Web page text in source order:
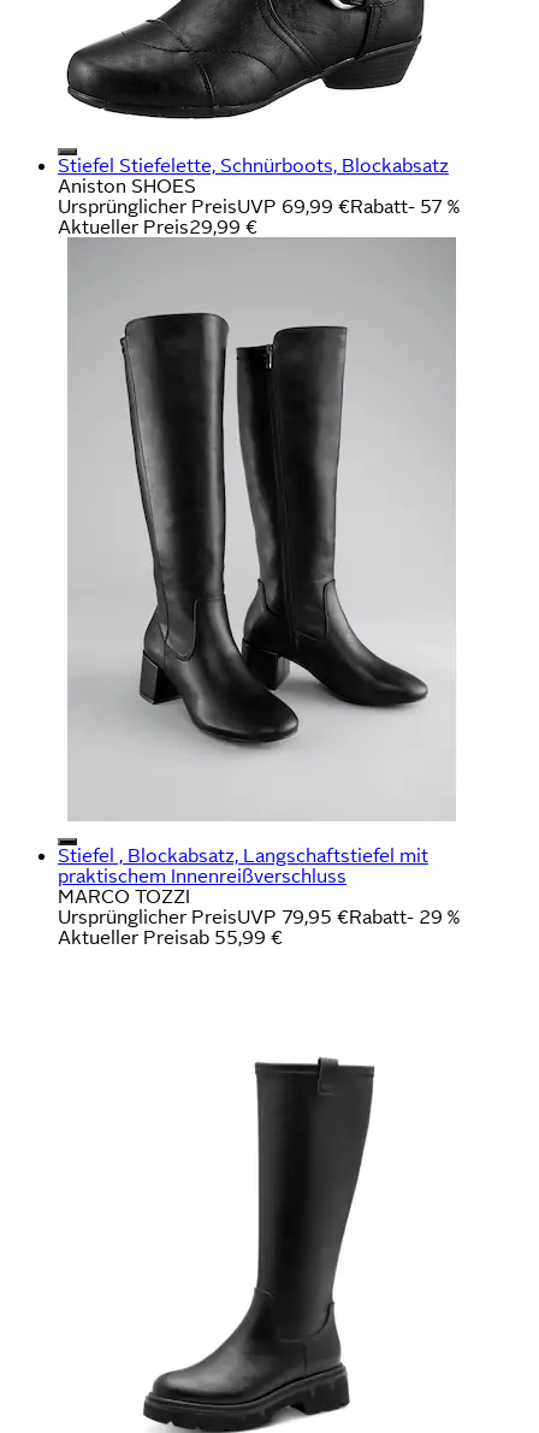
Stiefel Stiefelette, Schnürboots, Blockabsatz
Aniston SHOES
Ursprünglicher PreisUVP 69,99 €Rabatt- 57 %
Aktueller Preis29,99 €
Stiefel , Blockabsatz, Langschaftstiefel mit
praktischem Innenreißverschluss
MARCO TOZZI
Ursprünglicher PreisUVP 79,95 €Rabatt- 29 %
Aktueller Preisab 55,99 €